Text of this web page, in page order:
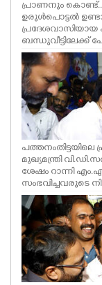
പ്രാണനും കൊണ്ട്...
ഉരുൾപൊട്ടൽ
പ്രദേശവാസിയായ
ബന്ധുവീട്ടിലേക്ക്
പത്തനംതിട്ടയിലെ
മുഖ്യമന്ത്രി
ശേഷം റാന്നി
സംഭവിച്ചവരുടെ